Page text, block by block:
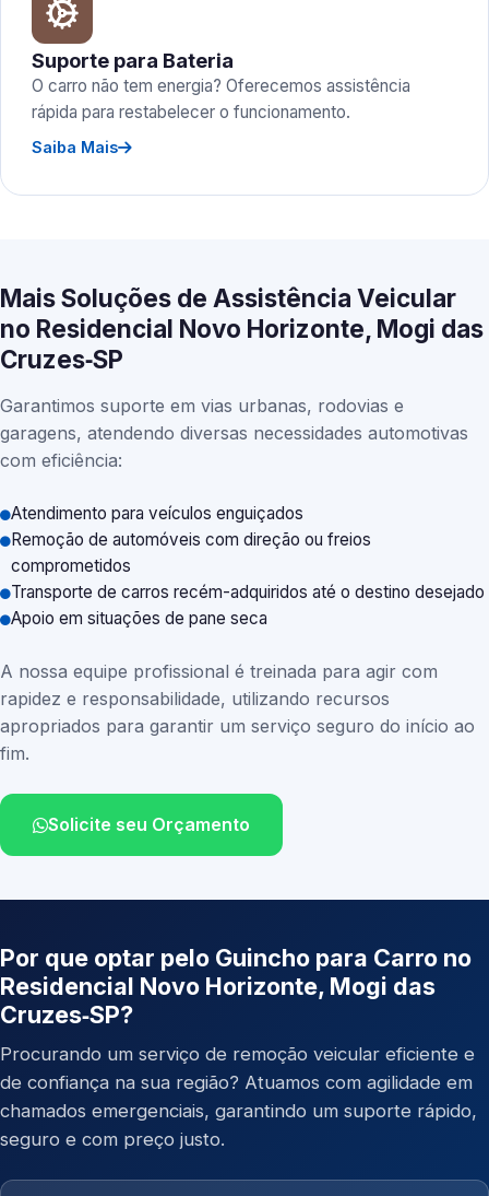
Suporte para Bateria
O carro não tem energia? Oferecemos assistência
rápida para restabelecer o funcionamento.
Saiba Mais
Mais Soluções de Assistência Veicular
no Residencial Novo Horizonte, Mogi das
Cruzes‑SP
Garantimos suporte em vias urbanas, rodovias e
garagens, atendendo diversas necessidades automotivas
com eficiência:
Atendimento para veículos enguiçados
Remoção de automóveis com direção ou freios
comprometidos
Transporte de carros recém-adquiridos até o destino desejado
Apoio em situações de pane seca
A nossa equipe profissional é treinada para agir com
rapidez e responsabilidade, utilizando recursos
apropriados para garantir um serviço seguro do início ao
fim.
Solicite seu Orçamento
Por que optar pelo Guincho para Carro no
Residencial Novo Horizonte, Mogi das
Cruzes‑SP?
Procurando um serviço de remoção veicular eficiente e
de confiança na sua região? Atuamos com agilidade em
chamados emergenciais, garantindo um suporte rápido,
seguro e com preço justo.